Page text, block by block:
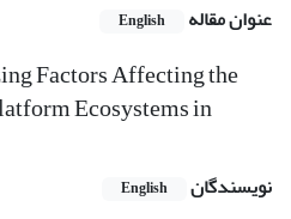
عنوان مقاله English
Factors Affecting the
Ecosystems in
نویسندگان English